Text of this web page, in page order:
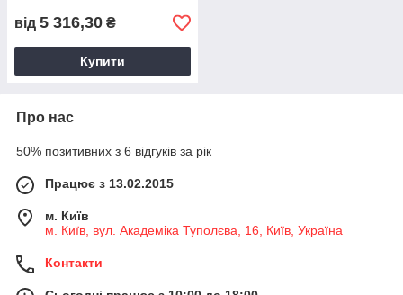
від 5 316,30 ₴
Купити
Про нас
50% позитивних з 6 відгуків за рік
Працює з 13.02.2015
м. Київ
м. Київ, вул. Академіка Туполєва, 16, Київ, Україна
Контакти